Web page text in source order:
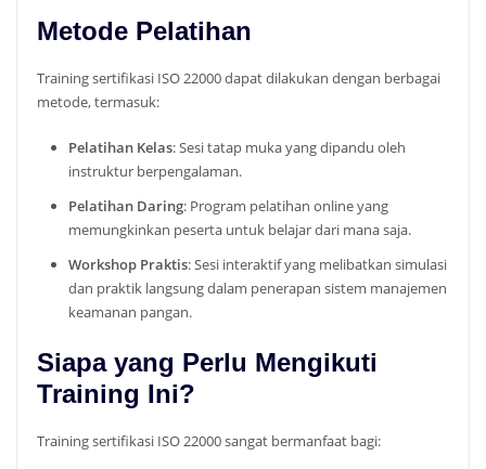
Metode Pelatihan
Training sertifikasi ISO 22000 dapat dilakukan dengan berbagai
metode, termasuk:
Pelatihan Kelas: Sesi tatap muka yang dipandu oleh
instruktur berpengalaman.
Pelatihan Daring: Program pelatihan online yang
memungkinkan peserta untuk belajar dari mana saja.
Workshop Praktis: Sesi interaktif yang melibatkan simulasi
dan praktik langsung dalam penerapan sistem manajemen
keamanan pangan.
Siapa yang Perlu Mengikuti
Training Ini?
Training sertifikasi ISO 22000 sangat bermanfaat bagi: